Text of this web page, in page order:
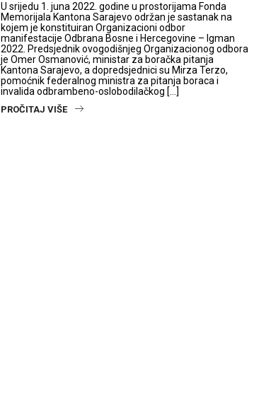
U srijedu 1. juna 2022. godine u prostorijama Fonda
Memorijala Kantona Sarajevo održan je sastanak na
kojem je konstituiran Organizacioni odbor
manifestacije Odbrana Bosne i Hercegovine – Igman
2022. Predsjednik ovogodišnjeg Organizacionog odbora
je Omer Osmanović, ministar za boračka pitanja
Kantona Sarajevo, a dopredsjednici su Mirza Terzo,
pomoćnik federalnog ministra za pitanja boraca i
invalida odbrambeno-oslobodilačkog […]
PROČITAJ VIŠE